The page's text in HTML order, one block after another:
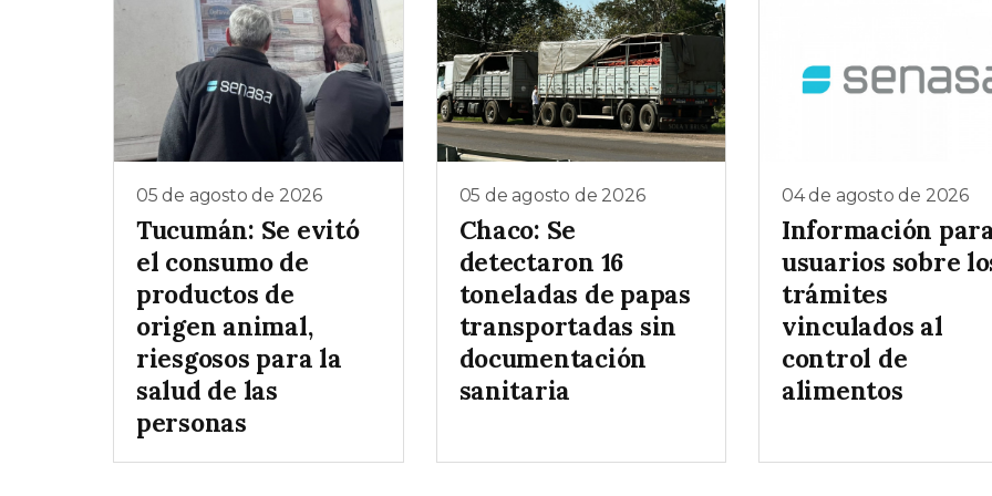
05 de agosto de 2026
Tucumán: Se evitó
el consumo de
productos de
origen animal,
riesgosos para la
salud de las
personas
05 de agosto de 2026
Chaco: Se
detectaron 16
toneladas de papas
transportadas sin
documentación
sanitaria
04 de agosto de 2026
Información
usuarios sobre
trámites
vinculados al
control de
alimentos